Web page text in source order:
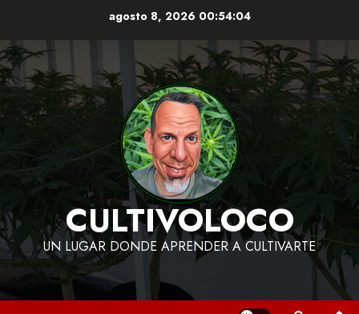
content
agosto 8, 2026 00:54:05
CULTIVOLOCO
UN LUGAR DONDE APRENDER A CULTIVARTE